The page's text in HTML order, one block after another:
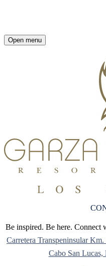
Open menu
Be inspired. Be here. Connect
Carretera Transpeninsular
Cabo San